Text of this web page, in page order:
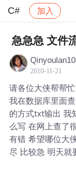
C# 加入
社区 C#
急急急 文件
2010-11-21
请各位大侠帮帮忙
我在数据库里面
的方式txt输出 我
么写 在网上查了
有错 希望哪位大
尽 比较急 明天就